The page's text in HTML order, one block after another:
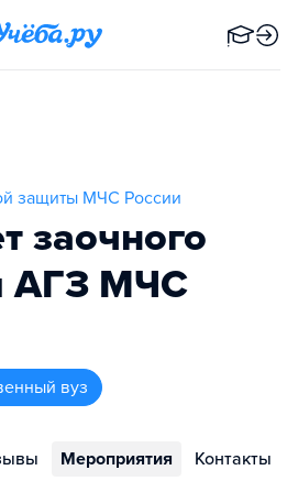
защиты МЧС России
заочного
АГЗ МЧС
вуз
Мероприятия Контакты